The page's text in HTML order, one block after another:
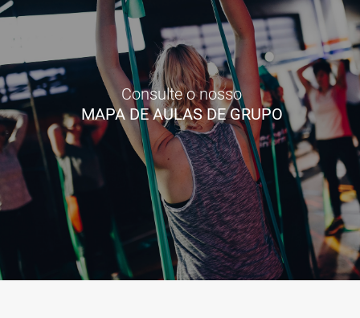
Consulte o nosso
MAPA DE AULAS DE GRUPO